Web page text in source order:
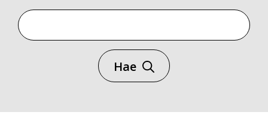
Hae sivustolta
Hae